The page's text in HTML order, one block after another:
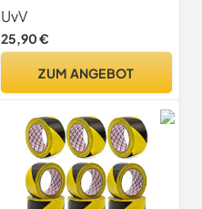
Weiss/rot 141 mm breit je 1
m Links- und Rechts
selbstklebend inkl. 1 x UvV
UvV
25,90 €
ZUM ANGEBOT